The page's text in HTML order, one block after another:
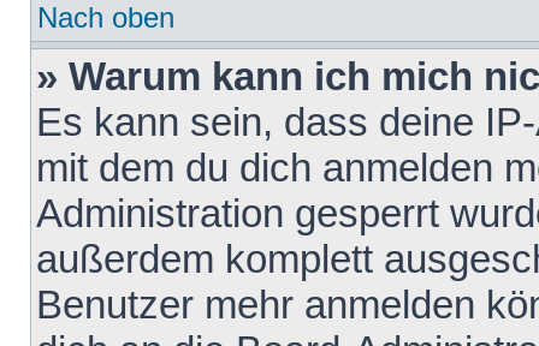
Nach oben
» Warum kann ich mich
Es kann sein, dass deine
mit dem du dich anmelden
Administration gesperrt
außerdem komplett
Benutzer mehr anmelden